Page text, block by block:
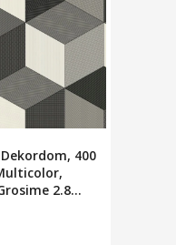
400
2.8